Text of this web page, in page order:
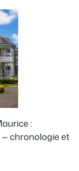
:
chronologie et